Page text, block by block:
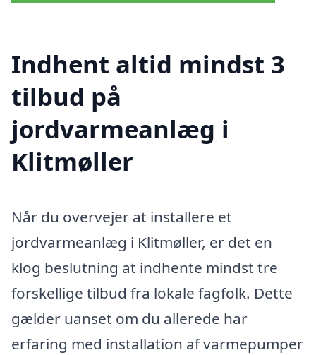
Indhent altid mindst 3
tilbud på
jordvarmeanlæg i
Klitmøller
Når du overvejer at installere et
jordvarmeanlæg i Klitmøller, er det en
klog beslutning at indhente mindst tre
forskellige tilbud fra lokale fagfolk. Dette
gælder uanset om du allerede har
erfaring med installation af varmepumper